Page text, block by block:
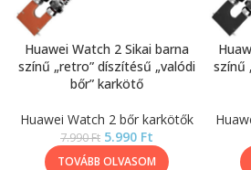
Huawei Watch 2 Sikai barna
színű „retro” díszítésű „valódi
bőr” karkötő
Huawei Watch 2 bőr karkötők
7.990Ft 5.990 Ft
TOVÁBB OLVASOM
színű